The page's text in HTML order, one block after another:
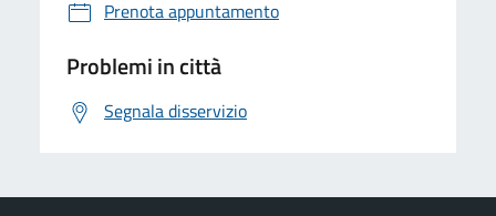
Prenota appuntamento
Problemi in città
Segnala disservizio